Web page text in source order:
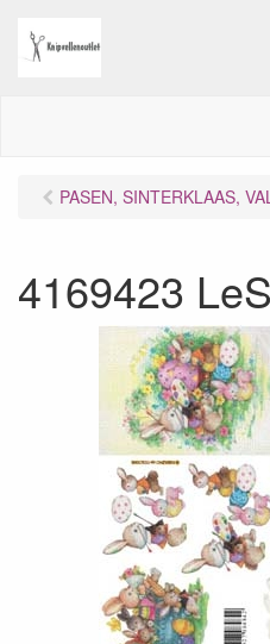
PASEN, SINTERKLAAS,
4169423